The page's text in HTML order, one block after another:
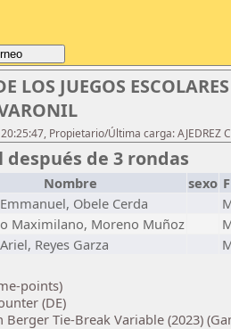
LOS JUEGOS
Propietario/Última carga: AJEDREZ
de 3 rondas
Nombre sexo
Obele Cerda
Maximilano, Moreno Muñoz
Reyes Garza
points)
(DE)
Tie-Break Variable (2023)